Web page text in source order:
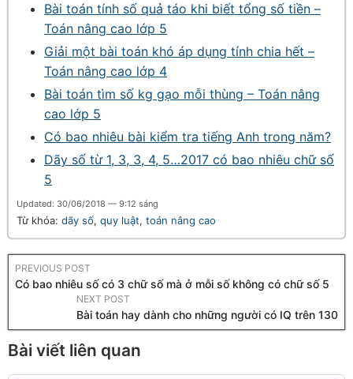
Bài toán tính số quả táo khi biết tổng số tiền –
Toán nâng cao lớp 5
Giải một bài toán khó áp dụng tính chia hết –
Toán nâng cao lớp 4
Bài toán tìm số kg gạo mỗi thùng – Toán nâng
cao lớp 5
Có bao nhiêu bài kiểm tra tiếng Anh trong năm?
Dãy số từ 1, 3, 3, 4, 5…2017 có bao nhiêu chữ số
5
Updated: 30/06/2018 — 9:12 sáng
Từ khóa: dãy số, quy luật, toán nâng cao
PREVIOUS POST
Có bao nhiêu số có 3 chữ số mà ở mỗi số không có chữ số 5
NEXT POST
Bài toán hay dành cho những người có IQ trên 130
Bài viết liên quan